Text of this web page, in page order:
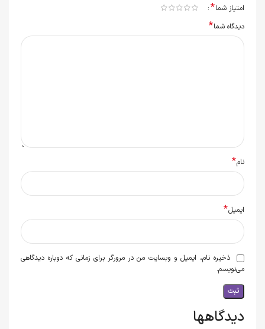
دیدگاهها
امتیاز شما*
دیدگاه شما*
نام*
ایمیل*
ذخیره نام، ایمیل و وبسایت من در مرورگر برای زمانی که دوباره دیدگاهی
می‌نویسم.